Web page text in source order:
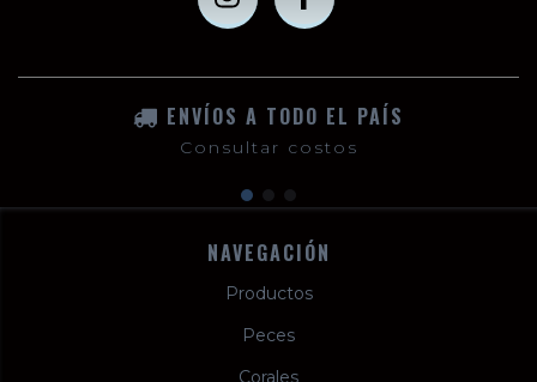
ENVÍOS A TODO EL PAÍS
Consultar costos
NAVEGACIÓN
Productos
Peces
Corales